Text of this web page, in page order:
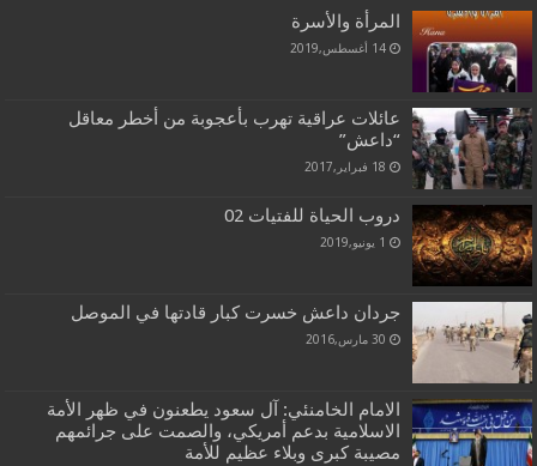
المرأة والأسرة
14 أغسطس,2019
عائلات عراقية تهرب بأعجوبة من أخطر معاقل
“داعش”
18 فبراير,2017
دروب الحياة للفتيات 02
1 يونيو,2019
جردان داعش خسرت كبار قادتها في الموصل
30 مارس,2016
الامام الخامنئي: آل سعود يطعنون في ظهر الأمة
الاسلامية بدعم أمريكي، والصمت على جرائمهم
مصيبة كبرى وبلاء عظيم للأمة